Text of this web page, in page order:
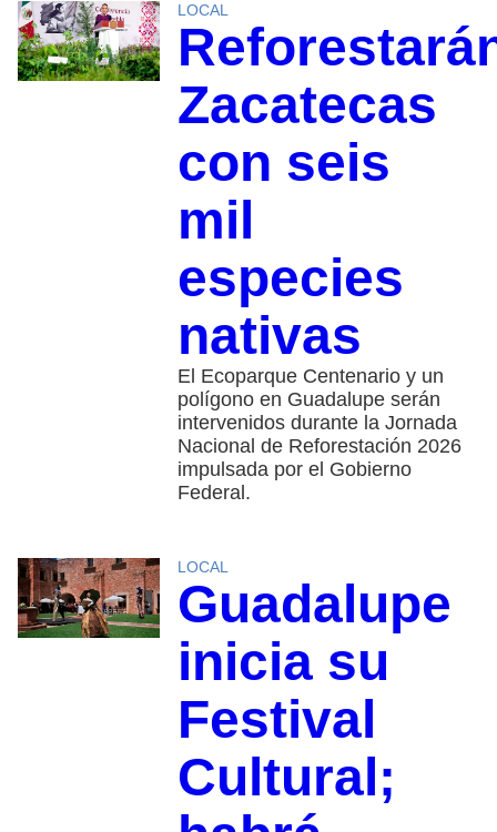
LOCAL
Zacatecas
con seis
mil
especies
nativas
El Ecoparque Centenario y un
polígono en Guadalupe serán
intervenidos durante la Jornada
Nacional de Reforestación 2026
impulsada por el Gobierno
Federal.
LOCAL
Guadalupe
inicia su
Festival
Cultural;